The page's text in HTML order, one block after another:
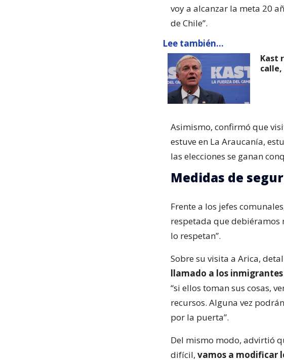
voy a alcanzar la meta 20
de Chile”.
Lee también...
Kast
Asimismo, confirmó que
estuve en La Araucanía,
las elecciones se ganan
Medidas de
Frente a los jefes
respetada que debiéramos
lo respetan”.
Sobre su visita a Arica,
llamado a los
“si ellos toman sus cosas,
recursos. Alguna vez
por la puerta”.
Del mismo modo, advirtió
difícil, vamos a modificar